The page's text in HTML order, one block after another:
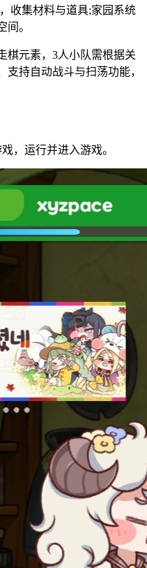
收集材料与道具;家园系统
间。
棋元素，3人小队需根据关
持自动战斗与扫荡功能，
，运行并进入游戏。